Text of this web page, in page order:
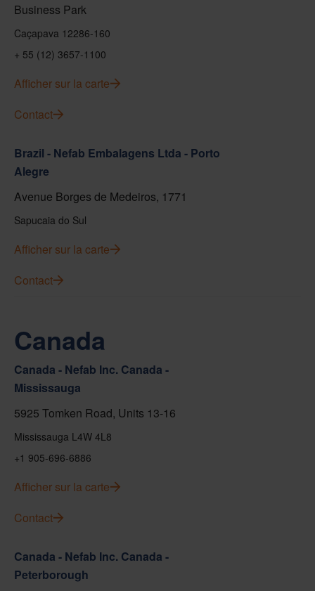
Business Park
Caçapava 12286-160
+ 55 (12) 3657-1100
Afficher sur la carte
Contact
Brazil - Nefab Embalagens Ltda - Porto
Alegre
Avenue Borges de Medeiros, 1771
Sapucaia do Sul
Afficher sur la carte
Contact
Canada
Canada - Nefab Inc. Canada -
Mississauga
5925 Tomken Road, Units 13-16
Mississauga L4W 4L8
+1 905-696-6886
Afficher sur la carte
Contact
Canada - Nefab Inc. Canada -
Peterborough